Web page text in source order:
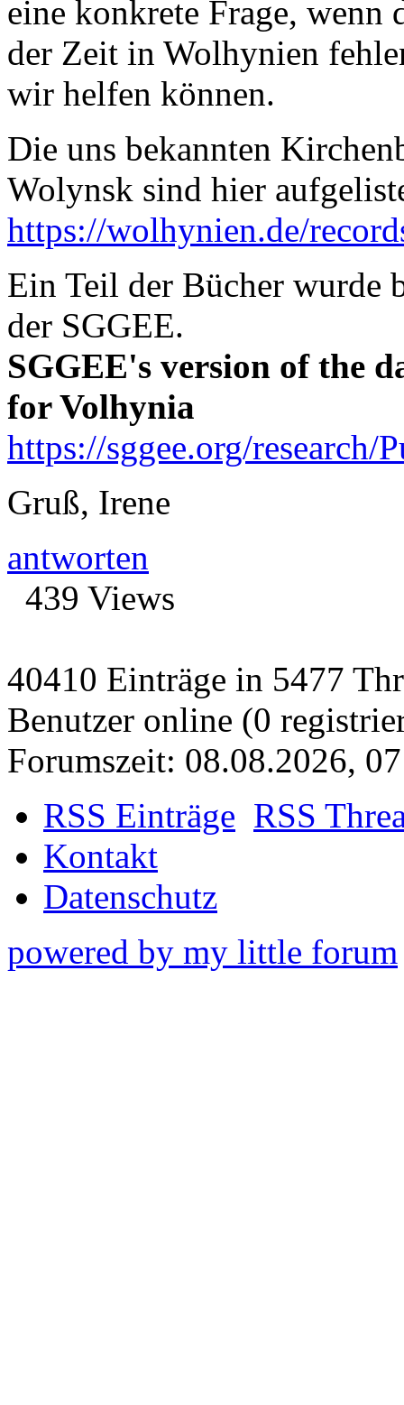
eine konkrete Frage, wenn
der Zeit in Wolhynien
wir helfen können.
Die uns bekannten
Wolynsk sind hier
https://wolhynien.de/
Ein Teil der Bücher wurde
der SGGEE.
SGGEE's version of the
for Volhynia
https://sggee.org/research/
Gruß, Irene
antworten
439 Views
40410 Einträge in 5477
Benutzer online (0
Forumszeit: 08.08.2026,
RSS Einträge RSS
Kontakt
Datenschutz
powered by my little forum